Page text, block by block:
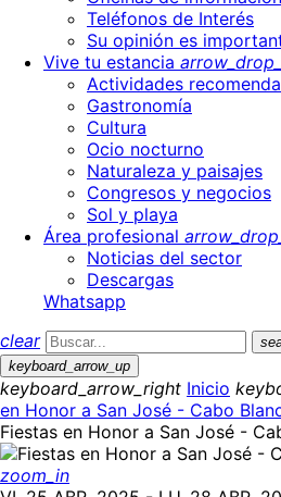
Teléfonos de Interés
Su opinión es
Vive tu estancia
Actividades
Gastronomía
Cultura
Ocio nocturno
Naturaleza y paisajes
Congresos y negocios
Sol y playa
Área profesional
Noticias del sector
Descargas
Whatsapp
clear
keyboard_arrow_up
keyboard_arrow_right Inicio
en Honor a San José - Cabo
Fiestas en Honor a San José -
zoom_in